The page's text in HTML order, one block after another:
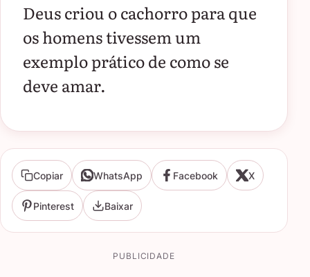
Deus criou o cachorro para que
os homens tivessem um
exemplo prático de como se
deve amar.
Copiar WhatsApp Facebook X
Pinterest Baixar
PUBLICIDADE